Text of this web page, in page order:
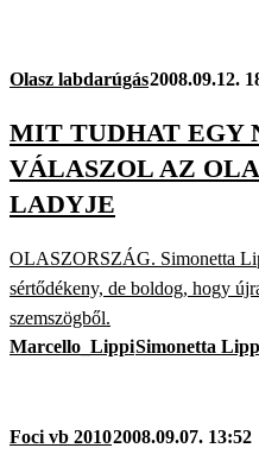
Olasz labdarúgás2008.09.12.
MIT TUDHAT EGY
VÁLASZOL AZ
LADYJE
OLASZORSZÁG. Simonetta
sértődékeny, de boldog, hogy
szemszögből.
Marcello_LippiSimonetta
Foci vb 20102008.09.07. 13:52